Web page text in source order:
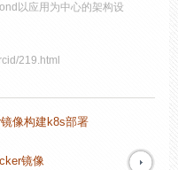
以应用为中心的架构设
219.html
像构建k8s部署
镜像